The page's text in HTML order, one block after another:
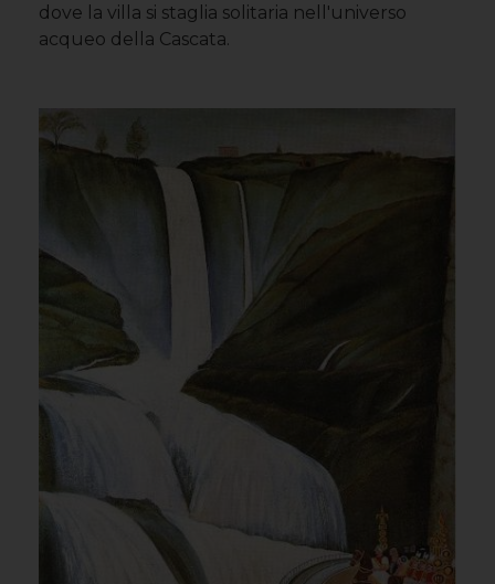
dove la villa si staglia solitaria nell'universo
acqueo della Cascata.